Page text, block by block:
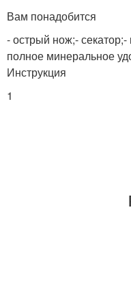
Вам понадобится
- острый нож;-
полное минеральное
Инструкция
1